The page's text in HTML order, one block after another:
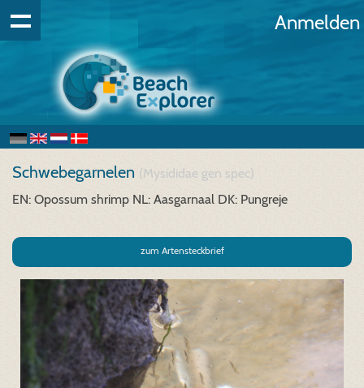
Anmelden
Schwebegarnelen (Mysididae gen spec)
EN: Opossum shrimp NL: Aasgarnaal DK: Pungreje
zum Artensteckbrief